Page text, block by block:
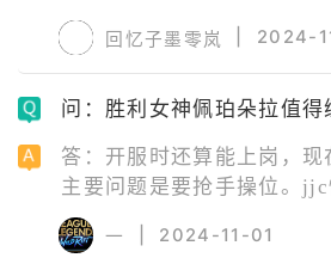
1.5%常驻SSR角色。本卡池
后会进入普通招募、社交
回忆子墨零岚 2024-
问：胜利女神佩珀朵拉值得
答：开服时还算能上岗，现
主要问题是要抢手操位。
过一般都用那几个火力型快
垃圾刀登场，萌新没角色
一 2024-11-01